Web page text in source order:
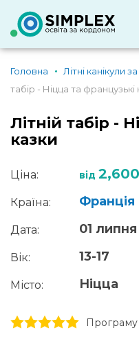
Головна Літні канікули
табір - Ніцца та французькі
Літній табір -
казки
Ціна: від
Країна: Франція
Дата: 01
Вік: 13-17
Місто: Ніцца
5 stars
4 stars
3 stars
2 stars
1 stars Програму